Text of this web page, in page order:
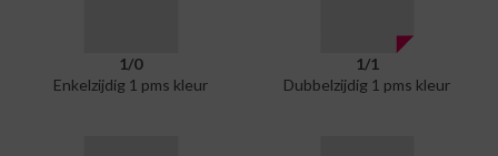
1/0
Enkelzijdig 1 pms kleur
1/1
Dubbelzijdig 1 pms kleur